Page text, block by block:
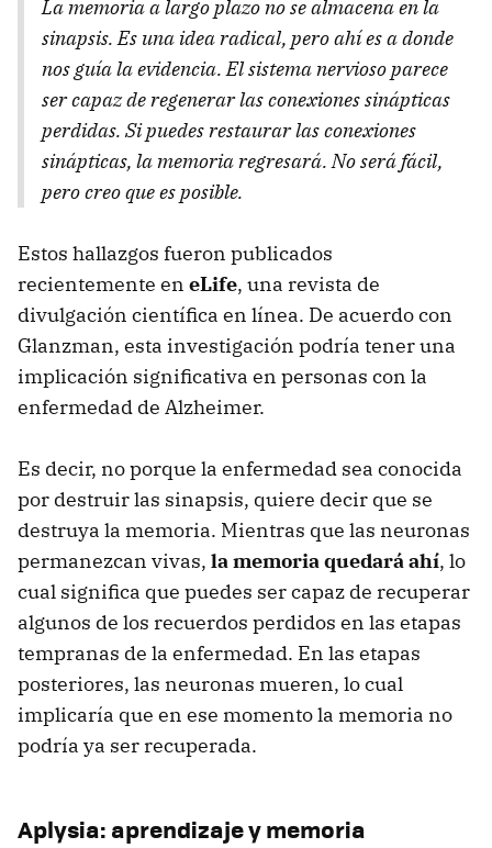
La memoria a largo plazo no se almacena en la
sinapsis. Es una idea radical, pero ahí es a donde
nos guía la evidencia. El sistema nervioso parece
ser capaz de regenerar las conexiones sinápticas
perdidas. Si puedes restaurar las conexiones
sinápticas, la memoria regresará. No será fácil,
pero creo que es posible.
Estos hallazgos fueron publicados
recientemente en eLife, una revista de
divulgación científica en línea. De acuerdo con
Glanzman, esta investigación podría tener una
implicación significativa en personas con la
enfermedad de Alzheimer.
Es decir, no porque la enfermedad sea conocida
por destruir las sinapsis, quiere decir que se
destruya la memoria. Mientras que las neuronas
permanezcan vivas, la memoria quedará ahí, lo
cual significa que puedes ser capaz de recuperar
algunos de los recuerdos perdidos en las etapas
tempranas de la enfermedad. En las etapas
posteriores, las neuronas mueren, lo cual
implicaría que en ese momento la memoria no
podría ya ser recuperada.
Aplysia: aprendizaje y memoria